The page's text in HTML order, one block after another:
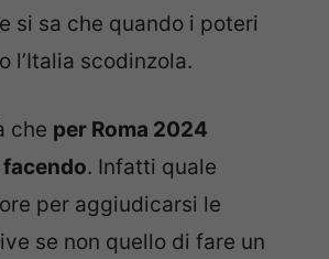
si sa che quando i poteri
l’Italia scodinzola.
che per Roma 2024
. Infatti quale
per aggiudicarsi le
se non quello di fare un